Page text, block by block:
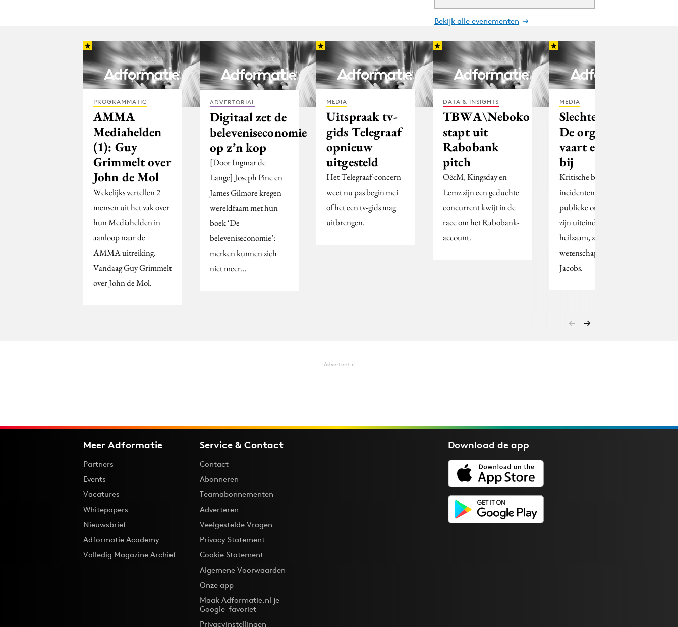
Bekijk alle evenementen
PROGRAMMATIC
AMMA
Mediahelden
(1): Guy
Grimmelt over
John de Mol
Wekelijks vertellen 2
mensen uit het vak over
hun Mediahelden in
aanloop naar de
AMMA uitreiking.
Vandaag Guy Grimmelt
over John de Mol.
ADVERTORIAL
Digitaal zet de
beleveniseconomie
op z’n kop
[Door Ingmar de
Lange] Joseph Pine en
James Gilmore kregen
wereldfaam met hun
boek ‘De
beleveniseconomie’:
merken kunnen zich
niet meer…
MEDIA
Uitspraak tv-
gids Telegraaf
opnieuw
uitgesteld
Het Telegraaf-concern
weet nu pas begin mei
of het een tv-gids mag
uitbrengen.
DATA & INSIGHTS
TBWA\Neboko
stapt uit
Rabobank
pitch
O&M, Kingsday en
Lemz zijn een geduchte
concurrent kwijt in de
race om het Rabobank-
account.
MEDIA
Slechte pers?
De organisatie
vaart er wel
bij
Kritische berichten na
incidenten rond
publieke organisaties
zijn uiteindelijk
heilzaam, zegt
wetenschapper Sandra
Jacobs.
Advertentie
Meer Adformatie
Partners
Events
Vacatures
Whitepapers
Nieuwsbrief
Adformatie Academy
Volledig Magazine Archief
Service & Contact
Contact
Abonneren
Teamabonnementen
Adverteren
Veelgestelde Vragen
Privacy Statement
Cookie Statement
Algemene Voorwaarden
Onze app
Maak Adformatie.nl je
Google-favoriet
Privacyinstellingen
Download deapp